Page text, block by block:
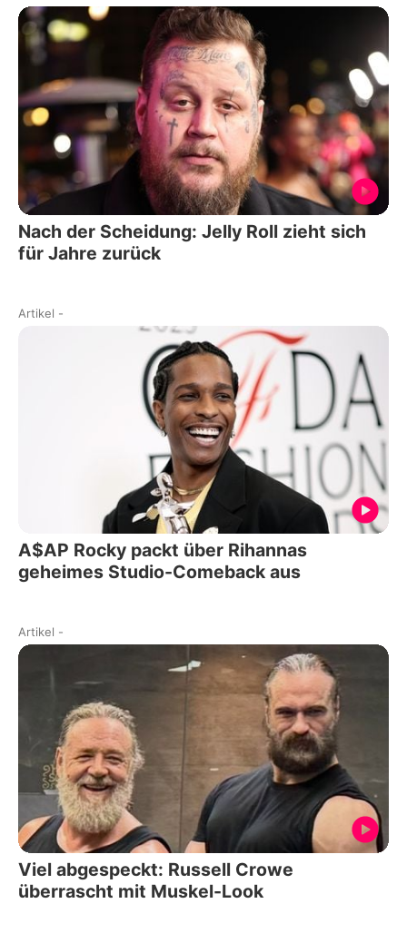
Nach der Scheidung: Jelly Roll zieht sich
für Jahre zurück
Artikel -
A$AP Rocky packt über Rihannas
geheimes Studio-Comeback aus
Artikel -
Viel abgespeckt: Russell Crowe
überrascht mit Muskel-Look